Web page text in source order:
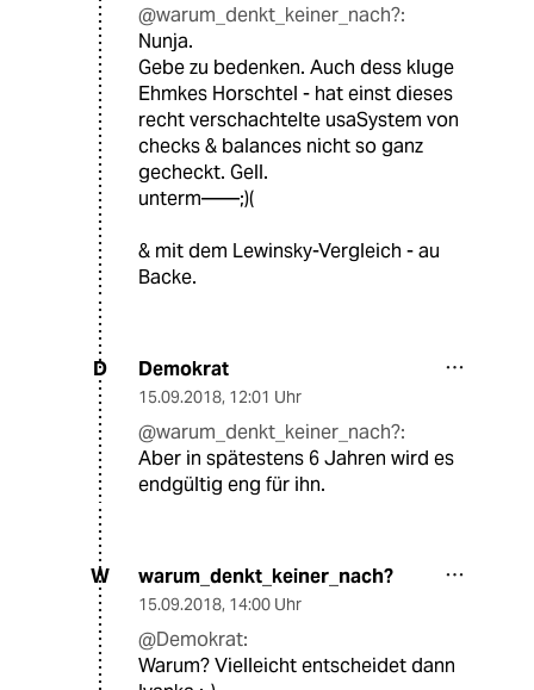
@warum_denkt_keiner_nach?:
Nunja.
Gebe zu bedenken. Auch dess kluge
Ehmkes Horschtel - hat einst dieses
recht verschachtelte usaSystem von
checks & balances nicht so ganz
gecheckt. Gell.
unterm——;)(
& mit dem Lewinsky-Vergleich - au
Backe.
D Demokrat
15.09.2018, 12:01 Uhr
@warum_denkt_keiner_nach?:
Aber in spätestens 6 Jahren wird es
endgültig eng für ihn.
W warum_denkt_keiner_nach?
15.09.2018, 14:00 Uhr
@Demokrat:
Warum? Vielleicht entscheidet dann